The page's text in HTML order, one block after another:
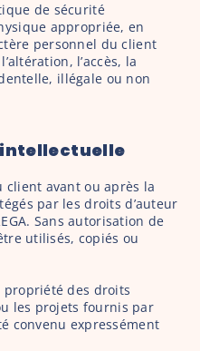
de sécurité
appropriée, en
personnel du client
l’accès, la
illégale ou non
intellectuelle
client avant ou après la
par les droits d’auteur
Sans autorisation de
utilisés, copiés ou
propriété des droits
les projets fournis par
convenu expressément